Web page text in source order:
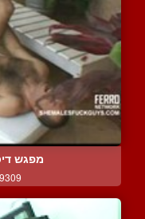
מפגש
9309 צפיות